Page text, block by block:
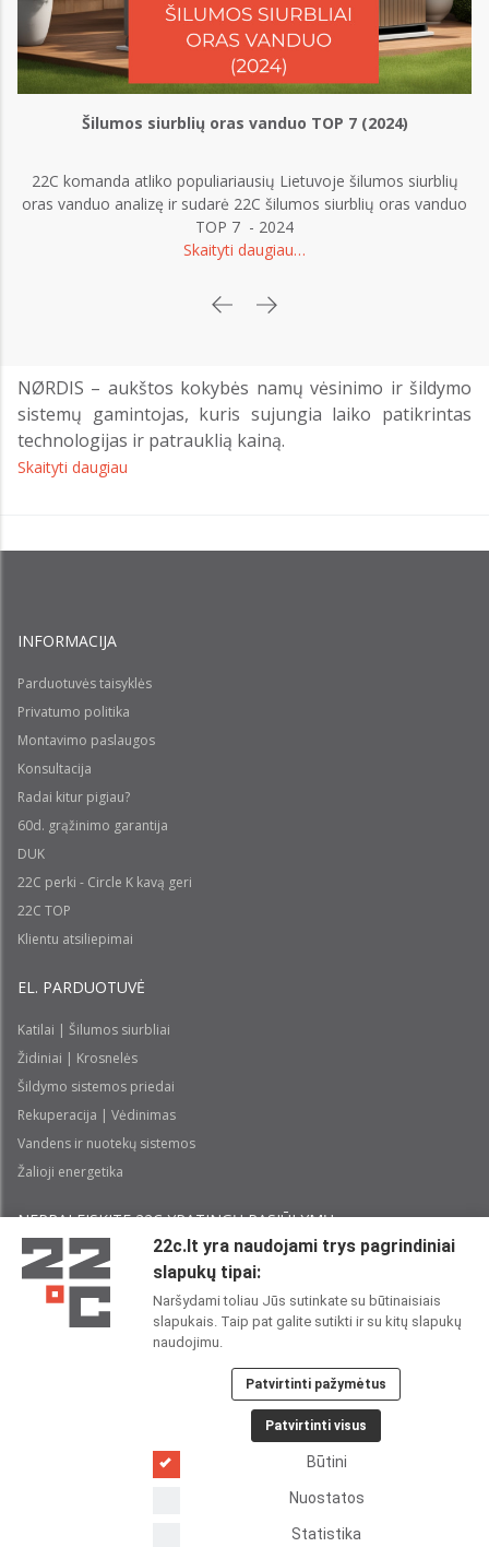
Šilumos siurblių oras vanduo TOP 7 (2024)
22C komanda atliko populiariausių Lietuvoje šilumos siurblių
oras vanduo analizę ir sudarė 22C šilumos siurblių oras vanduo
TOP 7 - 2024
Skaityti daugiau…
NØRDIS – aukštos kokybės namų vėsinimo ir šildymo
sistemų gamintojas, kuris sujungia laiko patikrintas
technologijas ir patrauklią kainą.
Skaityti daugiau
INFORMACIJA
Parduotuvės taisyklės
Privatumo politika
Montavimo paslaugos
Konsultacija
Radai kitur pigiau?
60d. grąžinimo garantija
DUK
22C perki - Circle K kavą geri
22C TOP
Klientu atsiliepimai
EL. PARDUOTUVĖ
Katilai | Šilumos siurbliai
Židiniai | Krosnelės
Šildymo sistemos priedai
Rekuperacija | Vėdinimas
Vandens ir nuotekų sistemos
Žalioji energetika
NEPRALEISKITE 22С YPATINGŲ PASIŪLYMŲ:
Perskaičiau ir sutinku su 22CPrivatumo politika
22C SOCIALINIUOSE TINKLUOSE:
22c.lt yra naudojami trys pagrindiniai
slapukų tipai:
Naršydami toliau Jūs sutinkate su būtinaisiais
slapukais. Taip pat galite sutikti ir su kitų slapukų
naudojimu.
Patvirtinti pažymėtus
Patvirtinti visus
Būtini
Nuostatos
Statistika